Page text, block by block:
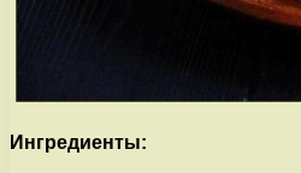
Ингредиенты: